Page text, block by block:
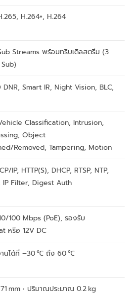
H.264+, H.264
Streams พร้อมทริบเดิลสตรีม (3
DNR, Smart IR, Night Vision, BLC,
Classification, Intrusion,
Object
Removed, Tampering, Motion
IP, HTTP(S), DHCP, RTSP, NTP,
IP Filter, Digest Auth
100 Mbps (PoE), รองรับ
หรือ 12V DC
านได้ที่ –30 ℃ ถึง 60 ℃
71 mm • ปริมาณประมาณ 0.2 kg